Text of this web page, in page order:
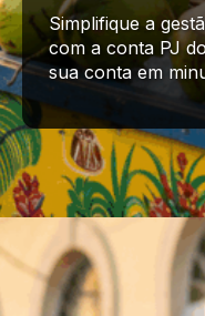
Simplifique a
com a conta PJ
sua conta em